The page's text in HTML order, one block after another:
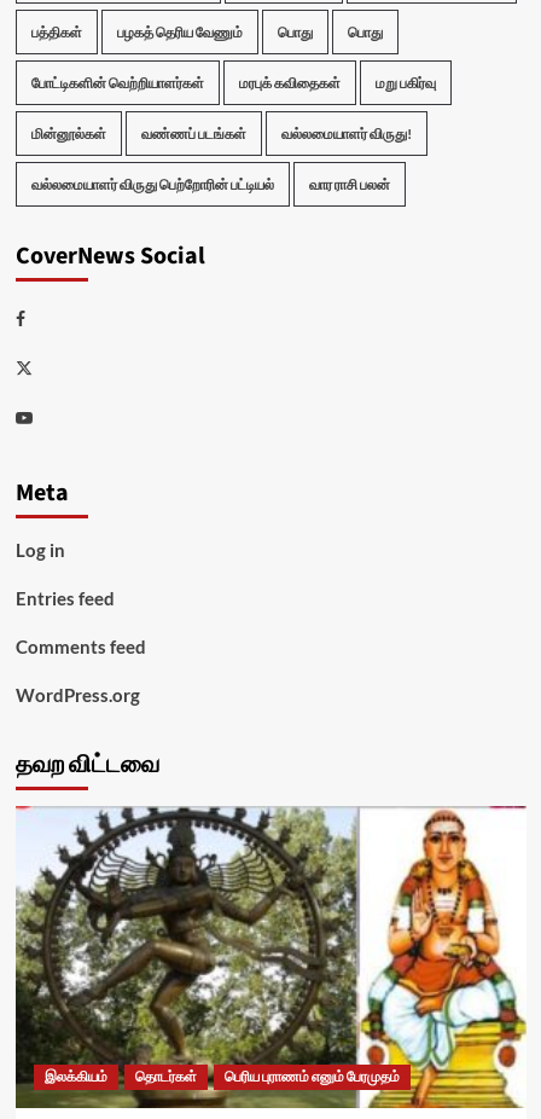
பத்திகள் பழகத் தெரிய வேணும் பொது பொது
போட்டிகளின் வெற்றியாளர்கள் மரபுக் கவிதைகள் மறு பகிர்வு
மின்னூல்கள் வண்ணப் படங்கள் வல்லமையாளர் விருது!
வல்லமையாளர் விருது பெற்றோரின் பட்டியல் வார ராசி பலன்
CoverNews Social
Facebook
Twitter
Youtube
Meta
Log in
Entries feed
Comments feed
WordPress.org
தவற விட்டவை
இலக்கியம் தொடர்கள் பெரிய புராணம் எனும் பேரமுதம்